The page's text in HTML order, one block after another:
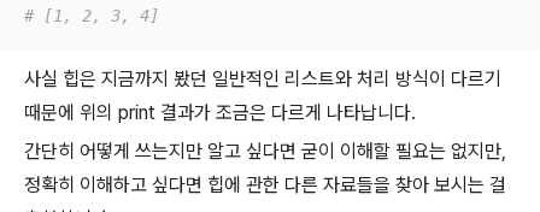
# [1, 2, 3, 4]
사실 힙은 지금까지 봤던 일반적인 리스트와 처리 방식이 다르기
때문에 위의 print 결과가 조금은 다르게 나타납니다.
간단히 어떻게 쓰는지만 알고 싶다면 굳이 이해할 필요는 없지만,
정확히 이해하고 싶다면 힙에 관한 다른 자료들을 찾아 보시는 걸